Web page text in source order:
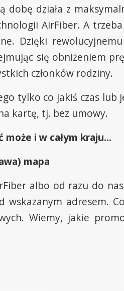
działa z
AirFiber. A
Dzięki
się obniżeniem
członków rodziny.
tylko co jakiś czas lub
kartę, tj. bez umowy.
i w całym kraju...
mapa
albo od razu do
adresem.
Wiemy, jakie